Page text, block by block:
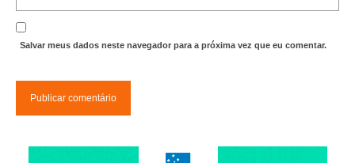
Salvar meus dados neste navegador para a próxima vez que eu comentar.